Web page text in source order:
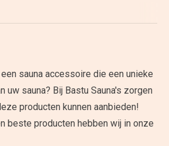
sauna accessoire die een unieke
uw sauna? Bij Bastu Sauna's zorgen
producten kunnen aanbieden!
beste producten hebben wij in onze